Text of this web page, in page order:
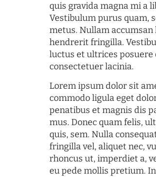
quis gravida magna mi a
Vestibulum purus quam,
metus. Nullam
hendrerit fringilla.
luctus et ultrices posuere
consectetuer lacinia.
Lorem ipsum dolor sit
commodo ligula eget
penatibus et magnis dis
mus. Donec quam felis,
quis, sem. Nulla
fringilla vel, aliquet nec,
rhoncus ut, imperdiet a,
eu pede mollis pretium.